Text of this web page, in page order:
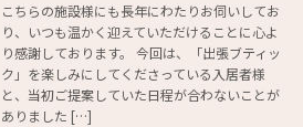
こちらの施設様にも長年にわたりお伺いしてお
り、いつも温かく迎えていただけることに心よ
り感謝しております。 今回は、「出張ブティッ
ク」を楽しみにしてくださっている入居者様
と、当初ご提案していた日程が合わないことが
ありました […]